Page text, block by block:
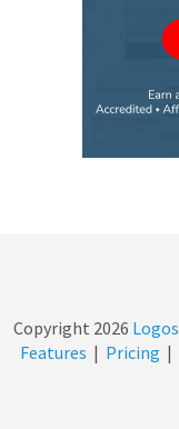
Copyright 2026 Logos
Features | Pricing |